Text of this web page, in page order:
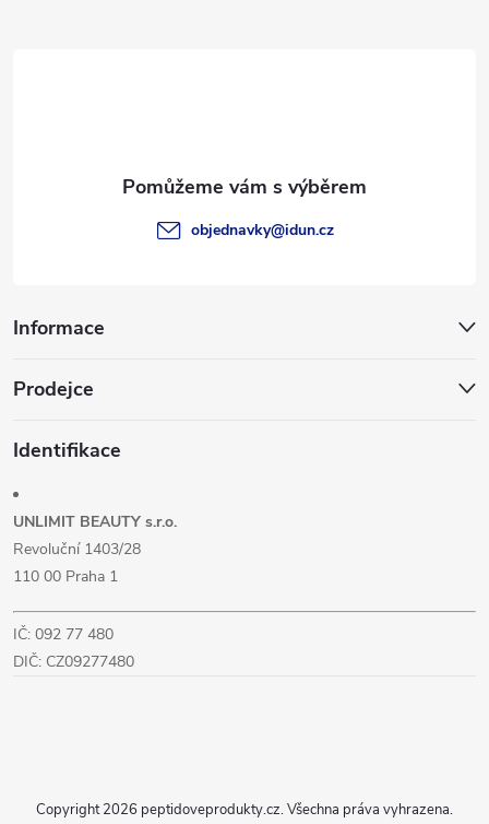
Informace
Prodejce
Identifikace
UNLIMIT BEAUTY s.r.o.
Revoluční 1403/28
110 00 Praha 1
IČ: 092 77 480
DIČ: CZ09277480
objednavky@idun.cz
Copyright 2026 peptidoveprodukty.cz. Všechna práva vyhrazena.